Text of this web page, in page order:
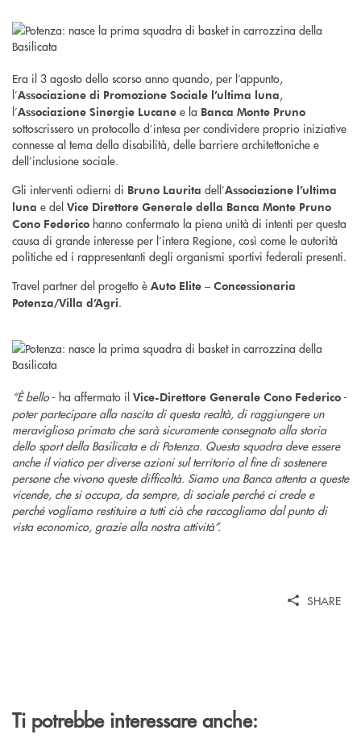
Era il 3 agosto dello scorso anno quando, per l’appunto,
l’Associazione di Promozione Sociale l’ultima luna,
l’Associazione Sinergie Lucane e la Banca Monte Pruno
sottoscrissero un protocollo d’intesa per condividere proprio iniziative
connesse al tema della disabilità, delle barriere architettoniche e
dell’inclusione sociale.
Gli interventi odierni di Bruno Laurita dell’Associazione l’ultima
luna e del Vice Direttore Generale della Banca Monte Pruno
Cono Federico hanno confermato la piena unità di intenti per questa
causa di grande interesse per l’intera Regione, così come le autorità
politiche ed i rappresentanti degli organismi sportivi federali presenti.
Travel partner del progetto è Auto Elite – Concessionaria
Potenza/Villa d’Agri.
“È bello- ha affermato il Vice-Direttore Generale Cono Federico-
poter partecipare alla nascita di questa realtà, di raggiungere un
meraviglioso primato che sarà sicuramente consegnato alla storia
dello sport della Basilicata e di Potenza. Questa squadra deve essere
anche il viatico per diverse azioni sul territorio al fine di sostenere
persone che vivono queste difficoltà. Siamo una Banca attenta a queste
vicende, che si occupa, da sempre, di sociale perché ci crede e
perché vogliamo restituire a tutti ciò che raccogliamo dal punto di
vista economico, grazie alla nostra attività”.
SHARE
Ti potrebbe interessare anche: